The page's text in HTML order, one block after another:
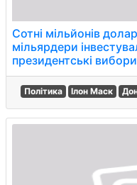
Сотні мільйонів
мільярдери
президентські
Політика Ілон Маск